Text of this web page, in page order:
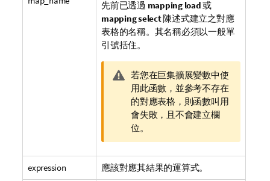
先前已透過 mapping load或
mapping select陳述式建立之對應
表格的名稱。其名稱必須以一般單
引號括住。
警
告
備
註
若您在巨集擴展變數中使
用此函數，並參考不存在
的對應表格，則函數叫用
會失敗，且不會建立欄
位。
expression 應該對應其結果的運算式。